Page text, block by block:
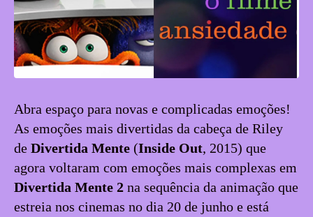
Abra espaço para novas e complicadas emoções!
As emoções mais divertidas da cabeça de Riley
de Divertida Mente (Inside Out, 2015) que
agora voltaram com emoções mais complexas em
Divertida Mente 2 na sequência da animação que
estreia nos cinemas no dia 20 de junho e está